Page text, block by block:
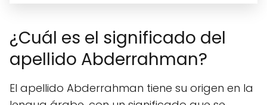
¿Cuál es el significado del
apellido Abderrahman?
El apellido Abderrahman tiene su origen en la